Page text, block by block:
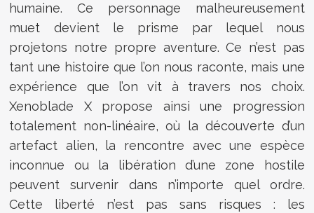
humaine. Ce personnage malheureusement
muet devient le prisme par lequel nous
projetons notre propre aventure. Ce n’est pas
tant une histoire que l’on nous raconte, mais une
expérience que l’on vit à travers nos choix.
Xenoblade X propose ainsi une progression
totalement non-linéaire, où la découverte d’un
artefact alien, la rencontre avec une espèce
inconnue ou la libération d’une zone hostile
peuvent survenir dans n’importe quel ordre.
Cette liberté n’est pas sans risques : les